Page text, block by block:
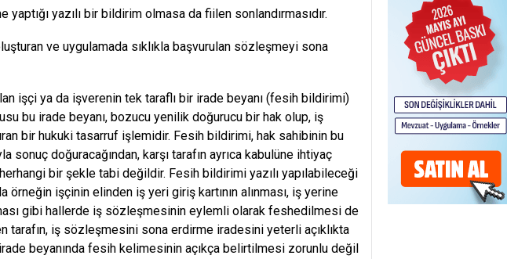
yazılı bir bildirim olmasa da fiilen sonlandırmasıdır.
ve uygulamada sıklıkla başvurulan sözleşmeyi sona
işçi ya da işverenin tek taraflı bir irade beyanı (fesih bildirimi)
bu irade beyanı, bozucu yenilik doğurucu bir hak olup, iş
bir hukuki tasarruf işlemidir. Fesih bildirimi, hak sahibinin bu
sonuç doğuracağından, karşı tarafın ayrıca kabulüne ihtiyaç
bir şekle tabi değildir. Fesih bildirimi yazılı yapılabileceği
işçinin elinden iş yeri giriş kartının alınması, iş yerine
gibi hallerde iş sözleşmesinin eylemli olarak feshedilmesi de
tarafın, iş sözleşmesini sona erdirme iradesini yeterli açıklıkta
beyanında fesih kelimesinin açıkça belirtilmesi zorunlu değil